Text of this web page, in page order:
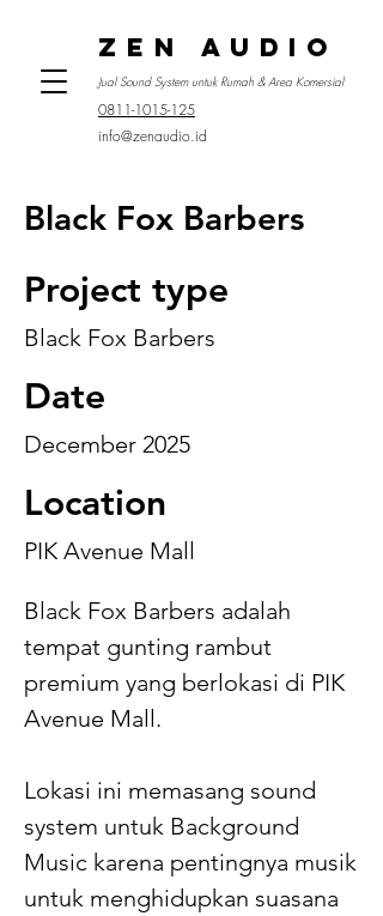
ZEN AUDIO
Jual Sound System untuk Rumah & Area Komersial
0811-1015-125
info@zenaudio.id
Black Fox Barbers
Project type
Black Fox Barbers
Date
December 2025
Location
PIK Avenue Mall
Black Fox Barbers adalah
tempat gunting rambut
premium yang berlokasi di PIK
Avenue Mall.
Lokasi ini memasang sound
system untuk Background
Music karena pentingnya musik
untuk menghidupkan suasana